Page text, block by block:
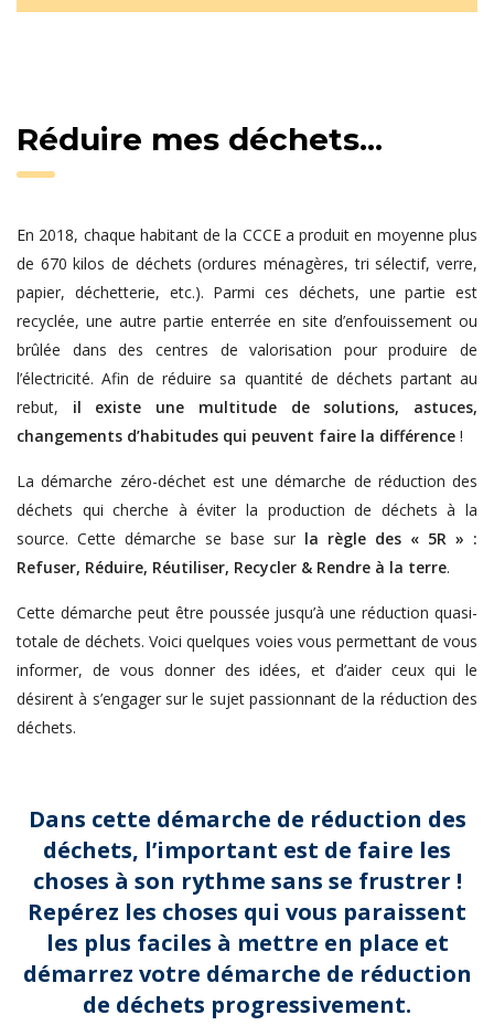
Réduire mes déchets...
En 2018, chaque habitant de la CCCE a produit en moyenne plus
de 670 kilos de déchets (ordures ménagères, tri sélectif, verre,
papier, déchetterie, etc.). Parmi ces déchets, une partie est
recyclée, une autre partie enterrée en site d’enfouissement ou
brûlée dans des centres de valorisation pour produire de
l’électricité. Afin de réduire sa quantité de déchets partant au
rebut, il existe une multitude de solutions, astuces,
changements d’habitudes qui peuvent faire la différence !
La démarche zéro-déchet est une démarche de réduction des
déchets qui cherche à éviter la production de déchets à la
source. Cette démarche se base sur la règle des « 5R » :
Refuser, Réduire, Réutiliser, Recycler & Rendre à la terre.
Cette démarche peut être poussée jusqu’à une réduction quasi-
totale de déchets. Voici quelques voies vous permettant de vous
informer, de vous donner des idées, et d’aider ceux qui le
désirent à s’engager sur le sujet passionnant de la réduction des
déchets.
Dans cette démarche de réduction des
déchets, l’important est de faire les
choses à son rythme sans se frustrer !
Repérez les choses qui vous paraissent
les plus faciles à mettre en place et
démarrez votre démarche de réduction
de déchets progressivement.